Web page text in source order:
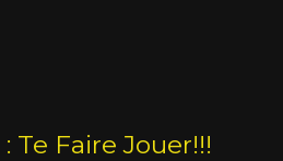
Te Faire Jouer!!!